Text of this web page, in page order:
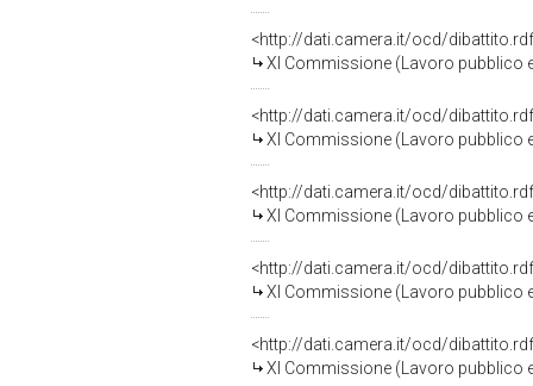
<http://dati.camera.it/ocd/
XI Commissione (Lavoro pubblico
<http://dati.camera.it/ocd/
XI Commissione (Lavoro pubblico
<http://dati.camera.it/ocd/
XI Commissione (Lavoro pubblico
<http://dati.camera.it/ocd/
XI Commissione (Lavoro pubblico
<http://dati.camera.it/ocd/
XI Commissione (Lavoro pubblico